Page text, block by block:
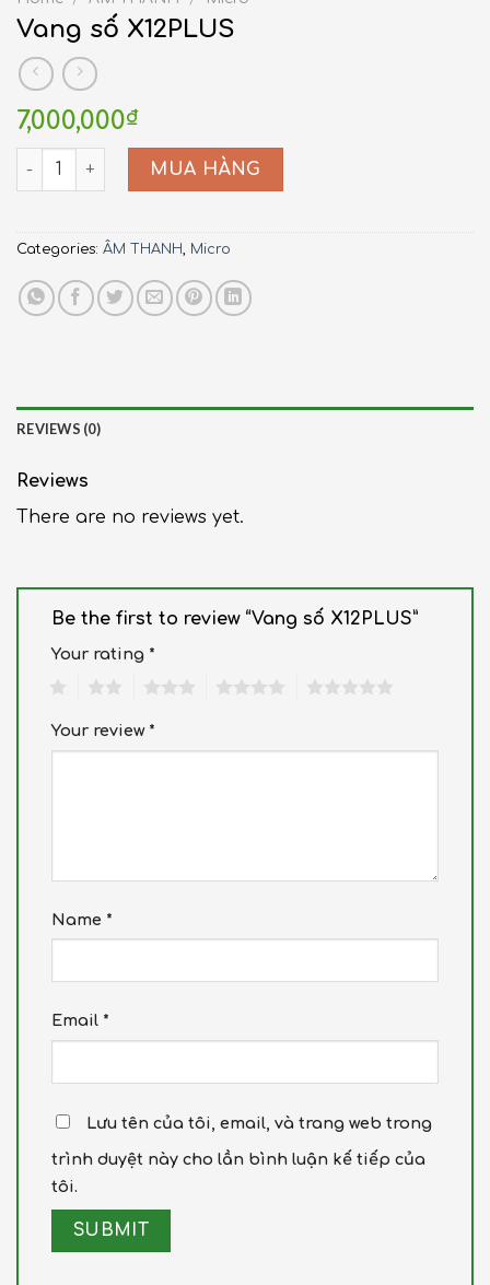
Vang số X12PLUS
7,000,000₫
Vang số X12PLUS quantity
MUA HÀNG
Categories: ÂM THANH, Micro
REVIEWS (0)
Reviews
There are no reviews yet.
Be the first to review “Vang số X12PLUS”
Your rating *
Your review *
Name *
Email *
Lưu tên của tôi, email, và trang web trong
trình duyệt này cho lần bình luận kế tiếp của
tôi.